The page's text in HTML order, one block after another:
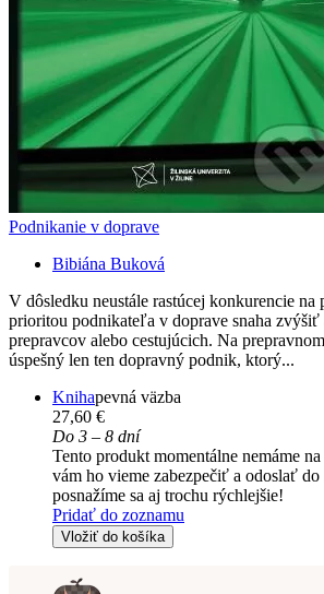
Podnikanie v doprave
Bibiána Buková
V dôsledku neustále rastúcej konkurencie na
prioritou podnikateľa v doprave snaha
prepravcov alebo cestujúcich. Na
úspešný len ten dopravný podnik, ktorý...
Knihapevná väzba
27,60 €
Do 3 – 8 dní
Tento produkt momentálne nemáme
vám ho vieme zabezpečiť a odoslať
posnažíme sa aj trochu rýchlejšie!
Pridať do zoznamu
Vložiť do košíka